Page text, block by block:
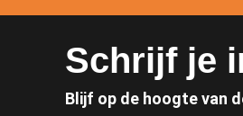
Schrijf je
Blijf op de hoogte van